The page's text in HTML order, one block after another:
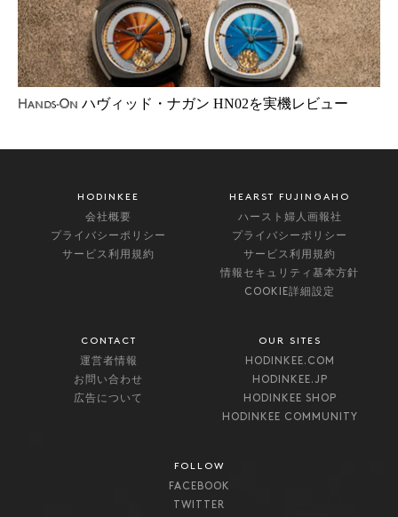
Hands-On ハヴィッド・ナガン HN02を実機レビュー
HODINKEE
会社概要
プライバシーポリシー
サービス利用規約
HEARST FUJINGAHO
ハースト婦人画報社
プライバシーポリシー
サービス利用規約
情報セキュリティ基本方針
COOKIE詳細設定
CONTACT
運営者情報
お問い合わせ
広告について
OUR SITES
HODINKEE.COM
HODINKEE.JP
HODINKEE SHOP
HODINKEE COMMUNITY
FOLLOW
FACEBOOK
TWITTER